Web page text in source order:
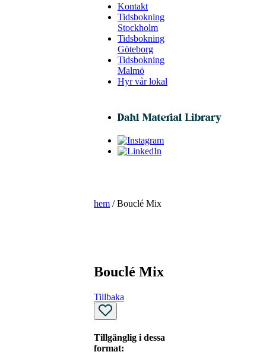
Kontakt
Tidsbokning
Stockholm
Tidsbokning
Göteborg
Tidsbokning
Malmö
Hyr vår lokal
hem / Bouclé Mix
Bouclé Mix
Tillbaka
Tillgänglig i dessa
format: